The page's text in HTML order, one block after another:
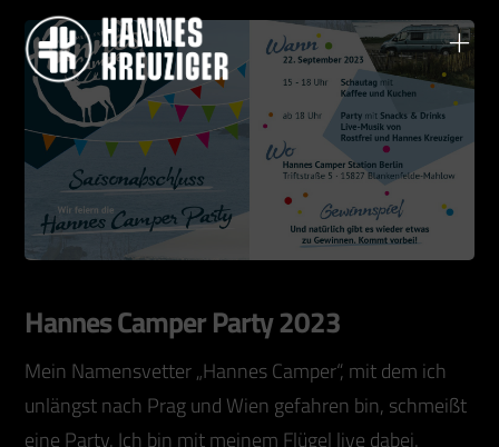
Hannes Camper Party 2023
Mein Namensvetter „Hannes Camper“, mit dem ich
unlängst nach Prag und Wien gefahren bin, schmeißt
eine Party. Ich bin mit meinem Flügel live dabei.